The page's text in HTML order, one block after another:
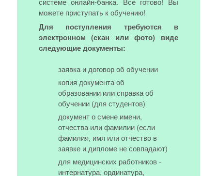
можете приступать к обучению!
Для поступления требуются в
электронном (скан или фото) виде
следующие документы:
заявка и договор об обучении
копия документа об
образовании или справка об
обучении (для студентов)
документ о смене имени,
отчества или фамилии (если
фамилия, имя или отчество в
заявке и дипломе не совпадают)
для медицинских работников -
интернатура, ординатура,